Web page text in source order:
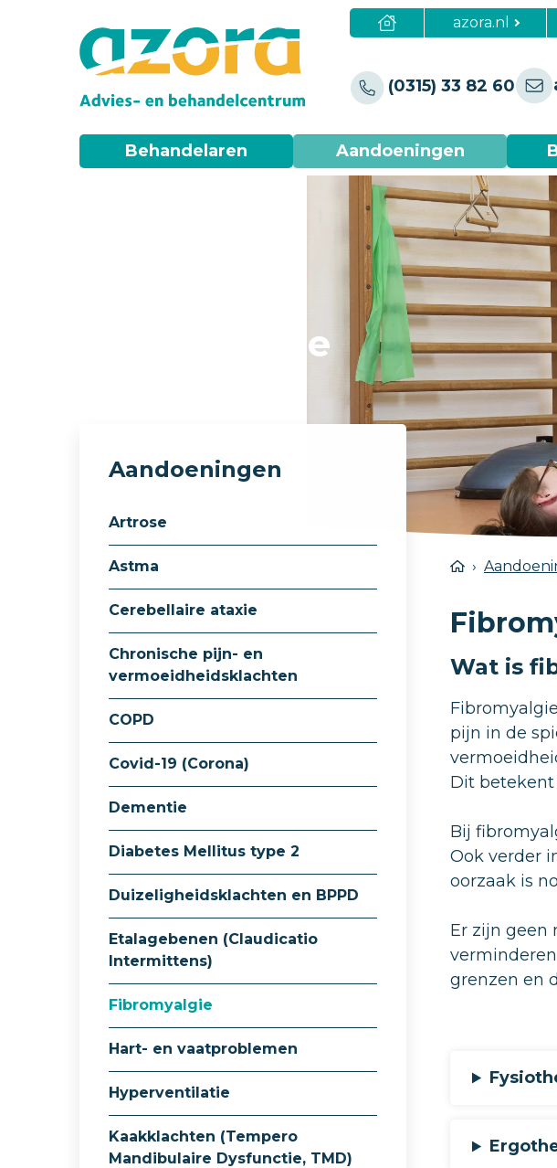
azora.nl
(0315) 33 82 60
Behandelaren Aandoeningen
Fibromyalgie
Wat is
pijn in de
Dit betekent
Bij
Ook verder
oorzaak is
Er zijn geen
grenzen en
Aandoeningen
Artrose
Astma
Cerebellaire ataxie
Chronische pijn- en
vermoeidheidsklachten
COPD
Covid-19 (Corona)
Dementie
Diabetes Mellitus type 2
Duizeligheidsklachten en BPPD
Etalagebenen (Claudicatio
Intermittens)
Fibromyalgie
Hart- en vaatproblemen
Hyperventilatie
Kaakklachten (Tempero
Mandibulaire Dysfunctie, TMD)